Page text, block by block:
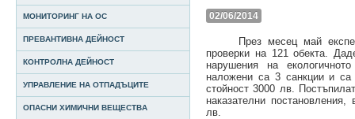
МОНИТОРИНГ НА ОС
ПРЕВАНТИВНА ДЕЙНОСТ
КОНТРОЛНА ДЕЙНОСТ
УПРАВЛЕНИЕ НА ОТПАДЪЦИТЕ
ОПАСНИ ХИМИЧНИ ВЕЩЕСТВА
02/06/2014
През месец май
проверки на 121 обекта.
нарушения на
наложени са 3 санкции и са
стойност 3000 лв.
наказателни
лв.